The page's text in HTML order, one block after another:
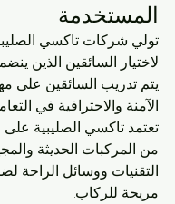
المستخدمة
تولي شركات تاكسي
لاختيار السائقين الذين
يتم تدريب السائقين على
الآمنة والاحترافية في
تعتمد تاكسي الصليبية
من المركبات الحديثة
التقنيات ووسائل الراحة
مريحة للركاب.